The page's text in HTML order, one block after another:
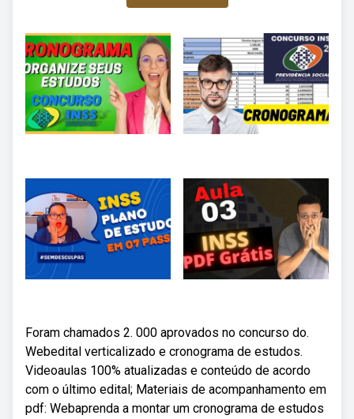
Foram chamados 2. 000 aprovados no concurso do.
Webedital verticalizado e cronograma de estudos.
Videoaulas 100% atualizadas e conteúdo de acordo
com o último edital; Materiais de acompanhamento em
pdf: Webaprenda a montar um cronograma de estudos